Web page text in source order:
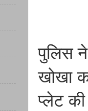
पुलिस
खोखा
प्लेट की